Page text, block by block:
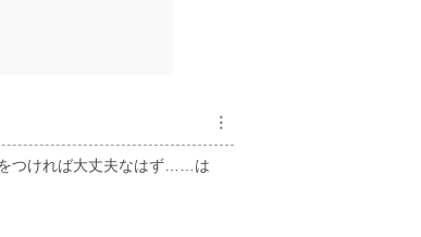
︙
つければ大丈夫なはず……は